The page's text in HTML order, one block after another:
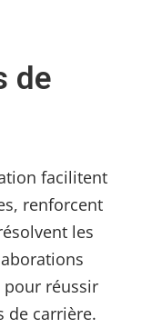
de
facilitent
renforcent
les
pour réussir
de carrière.